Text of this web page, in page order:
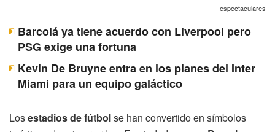
espectaculares
Barcolá ya tiene acuerdo con Liverpool pero
PSG exige una fortuna
Kevin De Bruyne entra en los planes del Inter
Miami para un equipo galáctico
Losestadios de fútbolse han convertido en símbolos